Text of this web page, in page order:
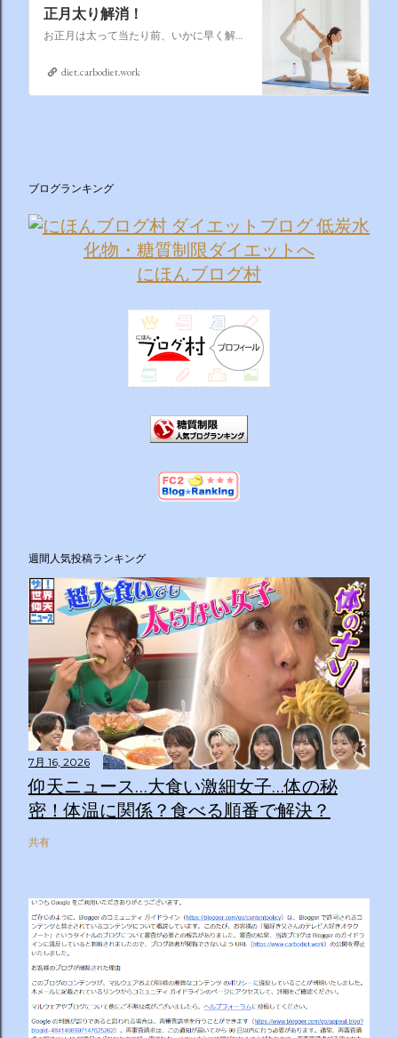
正月太り解消！
お正月は太って当たり前、いかに早く解消するかそれが課題なのです
diet.carbodiet.work
ブログランキング
にほんブログ村
週間人気投稿ランキング
7月 16, 2026
仰天ニュース…大食い激細女子…体の秘
密！体温に関係？食べる順番で解決？
共有